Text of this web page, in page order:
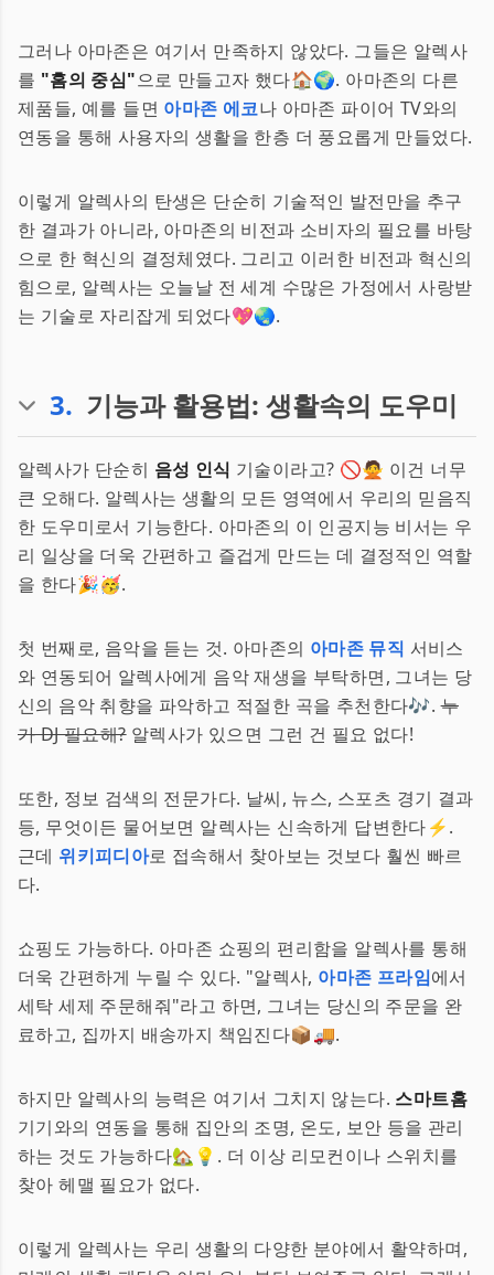
그러나 아마존은 여기서 만족하지 않았다. 그들은 알렉사
를 "홈의 중심"으로 만들고자 했다🏠🌍. 아마존의 다른
제품들, 예를 들면 아마존 에코나 아마존 파이어 TV와의
연동을 통해 사용자의 생활을 한층 더 풍요롭게 만들었다.
이렇게 알렉사의 탄생은 단순히 기술적인 발전만을 추구
한 결과가 아니라, 아마존의 비전과 소비자의 필요를 바탕
으로 한 혁신의 결정체였다. 그리고 이러한 비전과 혁신의
힘으로, 알렉사는 오늘날 전 세계 수많은 가정에서 사랑받
는 기술로 자리잡게 되었다💖🌏.
3. 기능과 활용법: 생활속의 도우미
알렉사가 단순히 음성 인식 기술이라고? 🚫🙅 이건 너무
큰 오해다. 알렉사는 생활의 모든 영역에서 우리의 믿음직
한 도우미로서 기능한다. 아마존의 이 인공지능 비서는 우
리 일상을 더욱 간편하고 즐겁게 만드는 데 결정적인 역할
을 한다🎉🥳.
첫 번째로, 음악을 듣는 것. 아마존의 아마존 뮤직 서비스
와 연동되어 알렉사에게 음악 재생을 부탁하면, 그녀는 당
신의 음악 취향을 파악하고 적절한 곡을 추천한다🎶.누
가 DJ 필요해?알렉사가 있으면 그런 건 필요 없다!
또한, 정보 검색의 전문가다. 날씨, 뉴스, 스포츠 경기 결과
등, 무엇이든 물어보면 알렉사는 신속하게 답변한다⚡️.
근데 위키피디아로 접속해서 찾아보는 것보다 훨씬 빠르
다.
쇼핑도 가능하다. 아마존 쇼핑의 편리함을 알렉사를 통해
더욱 간편하게 누릴 수 있다. "알렉사, 아마존 프라임에서
세탁 세제 주문해줘"라고 하면, 그녀는 당신의 주문을 완
료하고, 집까지 배송까지 책임진다📦🚚.
하지만 알렉사의 능력은 여기서 그치지 않는다. 스마트홈
기기와의 연동을 통해 집안의 조명, 온도, 보안 등을 관리
하는 것도 가능하다🏡💡. 더 이상 리모컨이나 스위치를
찾아 헤맬 필요가 없다.
이렇게 알렉사는 우리 생활의 다양한 분야에서 활약하며,